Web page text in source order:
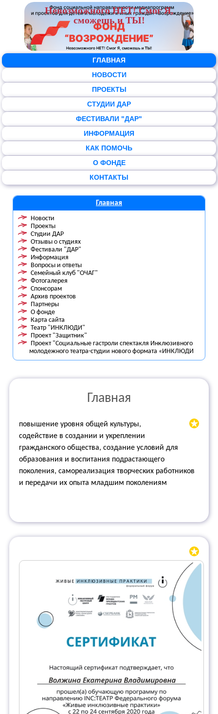
Невозможного НЕТ! Смог Я,
сможешь и ТЫ!
ГЛАВНАЯ
НОВОСТИ
ПРОЕКТЫ
СТУДИИ ДАР
ФЕСТИВАЛИ "ДАР"
ИНФОРМАЦИЯ
КАК ПОМОЧЬ
О ФОНДЕ
КОНТАКТЫ
Главная
Новости
Проекты
Студии ДАР
Отзывы о студиях
Фестивали "ДАР"
Информация
Вопросы и ответы
Семейный клуб "ОЧАГ"
Фотогалерея
Спонсорам
Архив проектов
Партнеры
О фонде
Карта сайта
Театр "ИНКЛЮДИ"
Проект "Защитник"
Проект "Социальные гастроли спектакля Инклюзивного
молодежного театра-студии нового формата «ИНКЛЮДИ
Главная
повышение уровня общей культуры,
содействие в создании и укреплении
гражданского общества, создание условий для
образования и воспитания подрастающего
поколения, самореализация творческих работников
и передачи их опыта младшим поколениям